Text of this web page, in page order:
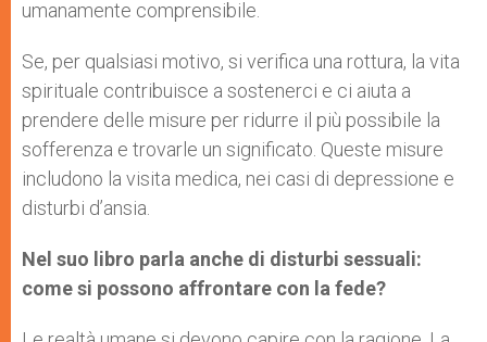
umanamente comprensibile.
Se, per qualsiasi motivo, si verifica una rottura, la vita
spirituale contribuisce a sostenerci e ci aiuta a
prendere delle misure per ridurre il più possibile la
sofferenza e trovarle un significato. Queste misure
includono la visita medica, nei casi di depressione e
disturbi d’ansia.
Nel suo libro parla anche di disturbi sessuali:
come si possono affrontare con la fede?